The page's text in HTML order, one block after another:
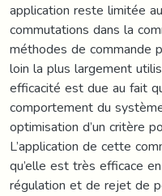
application reste limitée
commutations dans la
méthodes de commande
loin la plus largement
efficacité est due au fait
comportement du
optimisation d’un critère
L’application de cette
qu’elle est très efficace
régulation et de rejet de